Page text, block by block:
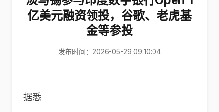
亿美元融资领投，谷歌、老虎基
金等参投
发布时间：2026-05-29 09:10:04
据悉